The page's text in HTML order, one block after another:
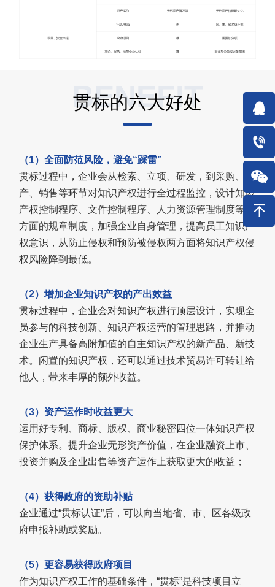
BENEFIT
贯标的六大好处
（1）全面防范风险，避免“踩雷”
贯标过程中，企业会从检索、立项、研发，到采购、生
产、销售等环节对知识产权进行全过程监控，设计知识
产权控制程序、文件控制程序、人力资源管理制度等多
方面的规章制度，加强企业自身管理，提高员工知识产
权意识，从防止侵权和预防被侵权两方面将知识产权侵
权风险降到最低。
（2）增加企业知识产权的产出效益
贯标过程中，企业会对知识产权进行顶层设计，实现全
员参与的科技创新、知识产权运营的管理思路，并推动
企业生产具备高附加值的自主知识产权的新产品、新技
术。闲置的知识产权，还可以通过技术贸易许可转让给
他人，带来丰厚的额外收益。
（3）资产运作时收益更大
运用好专利、商标、版权、商业秘密四位一体知识产权
保护体系。提升企业无形资产价值，在企业融资上市、
投资并购及企业出售等资产运作上获取更大的收益；
（4）获得政府的资助补贴
企业通过“贯标认证”后，可以向当地省、市、区各级政
府申报补助或奖励。
（5）更容易获得政府项目
作为知识产权工作的基础条件，“贯标”是科技项目立